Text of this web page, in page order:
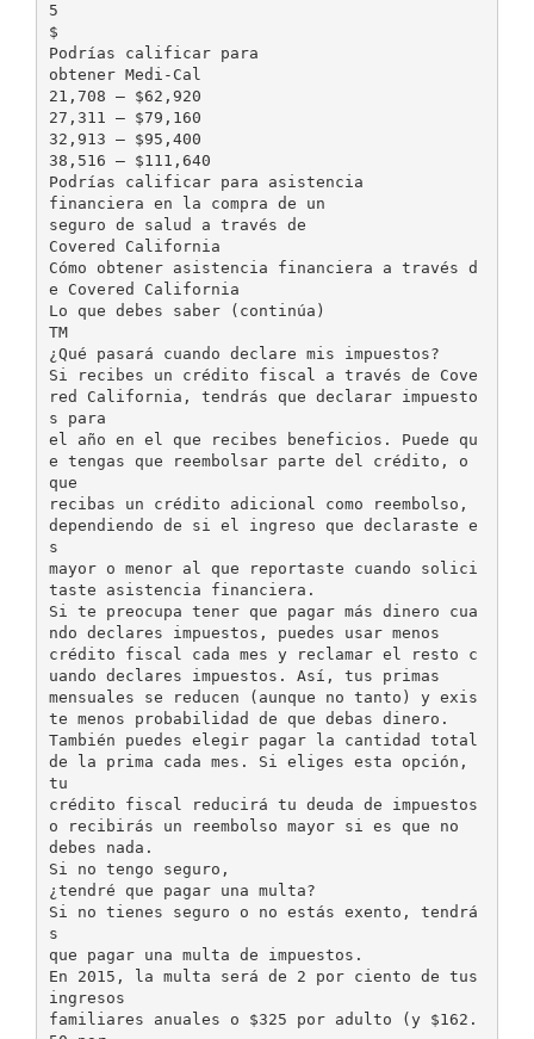
5
$
Podrías calificar para
obtener Medi-Cal
21,708 – $62,920
27,311 – $79,160
32,913 – $95,400
38,516 – $111,640
Podrías calificar para asistencia
financiera en la compra de un
seguro de salud a través de
Covered California
Cómo obtener asistencia financiera a través d
e Covered California
Lo que debes saber (continúa)
TM
¿Qué pasará cuando declare mis impuestos?
Si recibes un crédito fiscal a través de Cove
red California, tendrás que declarar impuesto
s para
el año en el que recibes beneficios. Puede qu
e tengas que reembolsar parte del crédito, o
que
recibas un crédito adicional como reembolso,
dependiendo de si el ingreso que declaraste e
s
mayor o menor al que reportaste cuando solici
taste asistencia financiera.
Si te preocupa tener que pagar más dinero cua
ndo declares impuestos, puedes usar menos
crédito fiscal cada mes y reclamar el resto c
uando declares impuestos. Así, tus primas
mensuales se reducen (aunque no tanto) y exis
te menos probabilidad de que debas dinero.
También puedes elegir pagar la cantidad total
de la prima cada mes. Si eliges esta opción,
tu
crédito fiscal reducirá tu deuda de impuestos
o recibirás un reembolso mayor si es que no
debes nada.
Si no tengo seguro,
¿tendré que pagar una multa?
Si no tienes seguro o no estás exento, tendrá
s
que pagar una multa de impuestos.
En 2015, la multa será de 2 por ciento de tus
ingresos
familiares anuales o $325 por adulto (y $162.